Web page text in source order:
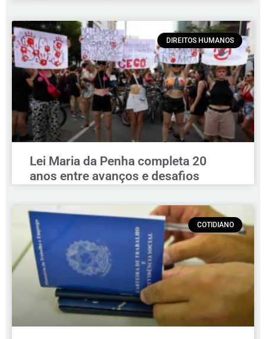
DIREITOS HUMANOS
Lei Maria da Penha completa 20
anos entre avanços e desafios
COTIDIANO